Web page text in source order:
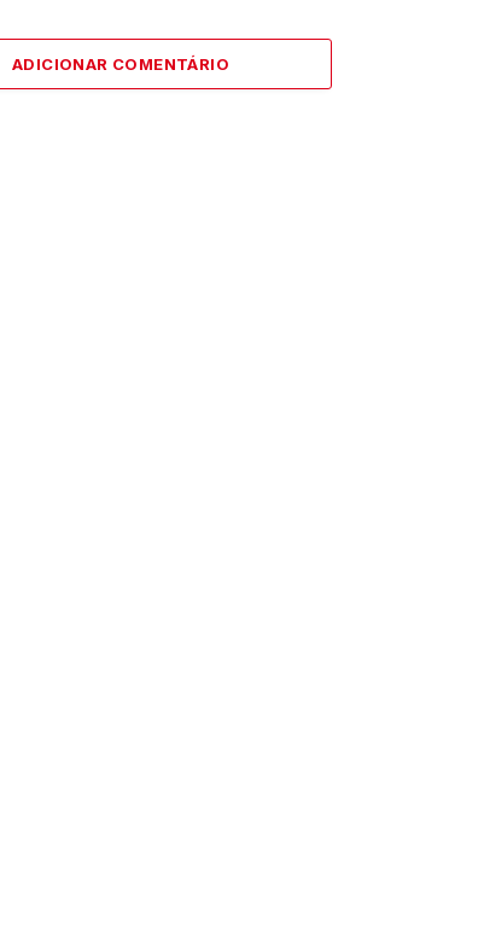
ADICIONAR COMENTÁRIO